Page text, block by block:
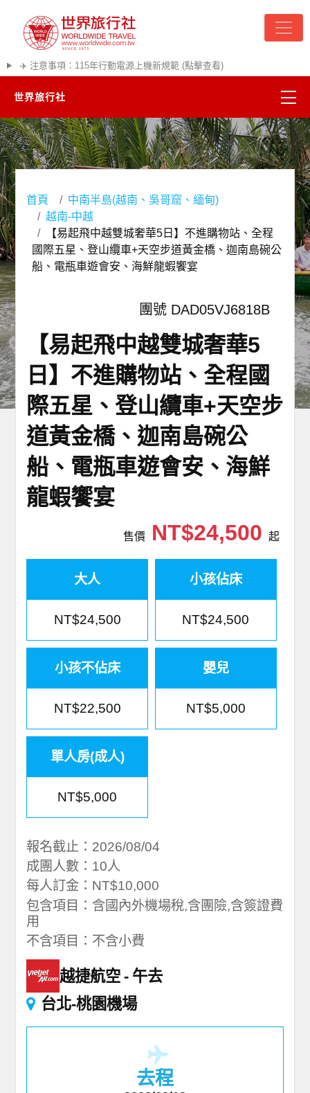
✈️ 注意事項：115年行動電源上機新規範 (點擊查看)
世界旅行社
精彩越南
熱門韓國
超夯日本
悠遊美加
遊輪河輪
世界臻旅
中東非洲
歐洲之旅
頂尖世界
二人成行
首頁
中南半島(越南、吳哥窟、緬甸)
越南-中越
【易起飛中越雙城奢華5日】不進購物站、全程
國際五星、登山纜車+天空步道黃金橋、迦南島碗公
船、電瓶車遊會安、海鮮龍蝦饗宴
團號 DAD05VJ6818B
【易起飛中越雙城奢華5
日】不進購物站、全程國
際五星、登山纜車+天空步
道黃金橋、迦南島碗公
船、電瓶車遊會安、海鮮
龍蝦饗宴
售價NT$24,500 起
大人
NT$24,500
小孩佔床
NT$24,500
小孩不佔床
NT$22,500
嬰兒
NT$5,000
單人房(成人)
NT$5,000
報名截止：2026/08/04
成團人數：10人
每人訂金：NT$10,000
包含項目：含國內外機場稅,含團險,含簽證費
用
不含項目：不含小費
越捷航空
午去
台北-桃園機場
去程